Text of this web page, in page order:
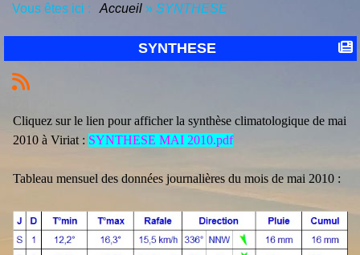
Vous êtes ici : Accueil » SYNTHESE
SYNTHESE
Cliquez sur le lien pour afficher la synthèse climatologique de mai
2010 à Viriat : SYNTHESE MAI 2010.pdf
Tableau mensuel des données journalières du mois de mai 2010 :